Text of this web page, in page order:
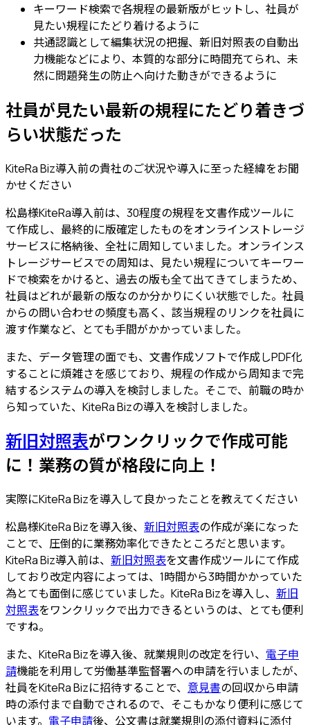
キーワード検索で各規程の最新版がヒットし、社員が
見たい規程にたどり着けるように
共通認識として編集状況の把握、新旧対照表の自動出
力機能などにより、本質的な部分に時間充てられ、未
然に問題発生の防止へ向けた動きができるように
社員が見たい最新の規程にたどり着きづ
らい状態だった
KiteRa Biz導入前の貴社のご状況や導入に至った経緯をお聞
かせください
松島様KiteRa導入前は、30程度の規程を文書作成ツールに
て作成し、最終的に版確定したものをオンラインストレージ
サービスに格納後、全社に周知していました。オンラインス
トレージサービスでの周知は、見たい規程についてキーワー
ドで検索をかけると、過去の版も全て出てきてしまうため、
社員はどれが最新の版なのか分かりにくい状態でした。 社員
からの問い合わせの頻度も高く、該当規程のリンクを社員に
渡す作業など、とても手間がかかっていました。
また、データ管理の面でも、 文書作成ソフトで作成しPDF化
することに煩雑さを感じており、規程の作成から周知まで完
結するシステムの導入を検討しました。そこで、前職の時か
ら知っていた、KiteRa Bizの導入を検討しました。
新旧対照表がワンクリックで作成可能
に！ 業務の質が格段に向上！
実際にKiteRa Bizを導入して良かったことを教えてください
松島様KiteRa Bizを導入後、 新旧対照表の作成が楽になった
ことで、 圧倒的に業務効率化できたところだと思います。
KiteRa Biz導入前は、 新旧対照表を文書作成ツールにて作成
しており改定内容によっては、1時間から3時間かかっていた
為とても面倒に感じていました。KiteRa Bizを導入し、 新旧
対照表をワンクリックで出力できるというのは、とても便利
ですね。
また、KiteRa Bizを導入後、就業規則の改定を行い、 電子申
請機能を利用して労働基準監督署への申請を行いましたが、
社員をKiteRa Bizに招待することで、 意見書の回収から申請
時の添付まで自動でされるので、そこもかなり便利に感じて
います。 電子申請後、公文書は就業規則の添付資料に添付